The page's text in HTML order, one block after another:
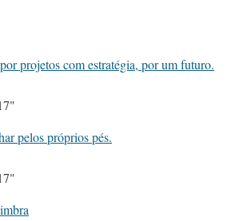
projetos com estratégia, por um futuro.
pelos próprios pés.